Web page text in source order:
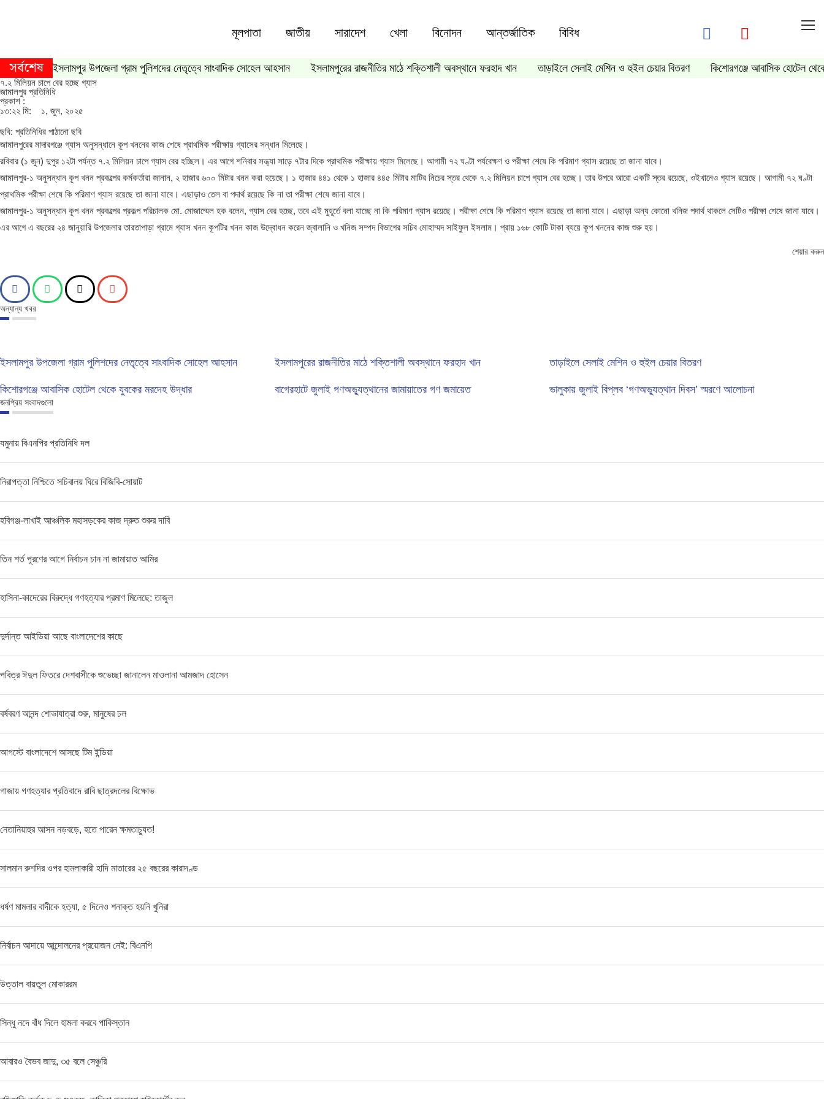
মূলপাতা জাতীয় সারাদেশ খেলা বিনোদন আন্তর্জাতিক বিবিধ
সর্বশেষ ইসলামপুর উপজেলা গ্রাম পুলিশদের নেতৃত্বে সাংবাদিক সোহেল আহসান ইসলামপুরের রাজনীতির মাঠে শক্তিশালী অবস্থানে ফরহাদ খান তাড়াইলে সেলাই মেশিন ও হুইল চেয়ার বিতরণ কিশোরগঞ্জে আবাসিক হোটেল
৭.২ মিলিয়ন চাপে বের হচ্ছে গ্যাস
জামালপুর প্রতিনিধি
প্রকাশ :
১৩:২২ মি:
১, জুন, ২০২৫
ছবি: প্রতিনিধির পাঠানো ছবি
জামালপুরের মাদারগঞ্জে গ্যাস অনুসন্ধানে কূপ খননের কাজ শেষে প্রাথমিক পরীক্ষায় গ্যাসের সন্ধান মিলেছে।
রবিবার (১ জুন) দুপুর ১২টা পর্যন্ত ৭.২ মিলিয়ন চাপে গ্যাস বের হচ্ছিল। এর আগে শনিবার সন্ধ্যা সাড়ে ৭টার দিকে প্রাথমিক পরীক্ষায় গ্যাস মিলেছে। আগামী ৭২ ঘণ্টা পর্যবেক্ষণ ও পরীক্ষা শেষে কি পরিমাণ গ্যাস রয়েছে তা জানা যাবে।
জামালপুর-১ অনুসন্ধান কূপ খনন প্রকল্পের কর্মকর্তারা জানান, ২ হাজার ৬০০ মিটার খনন করা হয়েছে। ১ হাজার ৪৪১ থেকে ১ হাজার ৪৪৫ মিটার মাটির নিচের স্তর থেকে ৭.২ মিলিয়ন চাপে গ্যাস বের হচ্ছে। তার উপরে আরো একটি স্তর রয়েছে, ওইখানেও গ্যাস রয়েছে। আগামী ৭২ ঘণ্টা
প্রাথমিক পরীক্ষা শেষে কি পরিমাণ গ্যাস রয়েছে তা জানা যাবে। এছাড়াও তেল বা পদার্থ রয়েছে কি না তা পরীক্ষা শেষে জানা যাবে।
জামালপুর-১ অনুসন্ধান কূপ খনন প্রকল্পের প্রকল্প পরিচালক মো. মোজাম্মেল হক বলেন, গ্যাস বের হচ্ছে, তবে এই মুহূর্তে বলা যাচ্ছে না কি পরিমাণ গ্যাস রয়েছে। পরীক্ষা শেষে কি পরিমাণ গ্যাস রয়েছে তা জানা যাবে। এছাড়া অন্য কোনো খনিজ পদার্থ থাকলে সেটিও পরীক্ষা শেষে জানা যাবে।
এর আগে এ বছরের ২৪ জানুয়ারি উপজেলার তারতাপাড়া গ্রামে গ্যাস খনন কূপটির খনন‌ কাজ উদ্বোধন করেন জ্বালানি ও খনিজ সম্পদ বিভাগের সচিব মোহাম্মদ সাইফুল ইসলাম। প্রায় ১৬৮ কোটি টাকা ব্যয়ে কূপ খননের কাজ শুরু হয়।
শেয়ার করুন
অন্যান্য খবর
ইসলামপুর উপজেলা গ্রাম পুলিশদের নেতৃত্বে সাংবাদিক সোহেল আহসান ইসলামপুরের রাজনীতির মাঠে শক্তিশালী অবস্থানে ফরহাদ খান তাড়াইলে সেলাই মেশিন ও হুইল চেয়ার বিতরণ
কিশোরগঞ্জে আবাসিক হোটেল থেকে যুবকের মরদেহ উদ্ধার বাগেরহাটে জুলাই গণঅভ্যুত্থানের জামায়াতের গণ জমায়েত ভালুকায় জুলাই বিপ্লব ‘গণঅভ্যুত্থান দিবস’ স্মরণে আলোচনা
জনপ্রিয় সংবাদগুলো
যমুনায় বিএনপির প্রতিনিধি দল
নিরাপত্তা নিশ্চিতে সচিবালয় ঘিরে বিজিবি-সোয়াট
হবিগঞ্জ-লাখাই আঞ্চলিক মহাসড়কের কাজ দ্রুত শুরুর দাবি
তিন শর্ত পূরণের আগে নির্বাচন চান না জামায়াত আমির
হাসিনা-কাদেরের বিরুদ্ধে গণহত্যার প্রমাণ মিলেছে: তাজুল
দুর্দান্ত আইডিয়া আছে বাংলাদেশের কাছে
পবিত্র ঈদুল ফিতরে দেশবাসীকে শুভেচ্ছা জানালেন মাওলানা আমজাদ হোসেন
বর্ষবরণ আনন্দ শোভাযাত্রা শুরু, মানুষের ঢল
আগস্টে বাংলাদেশে আসছে টিম ইন্ডিয়া
গাজায় গণহত্যার প্রতিবাদে রাবি ছাত্রদলের বিক্ষোভ
নেতানিয়াহুর আসন নড়বড়ে, হতে পারেন ক্ষমতাচ্যুত!
সালমান রুশদির ওপর হামলাকারী হাদি মাতারের ২৫ বছরের কারাদণ্ড
ধর্ষণ মামলার বাদীকে হত্যা, ৫ দিনেও শনাক্ত হয়নি খুনিরা
নির্বাচন আদায়ে আন্দোলনের প্রয়োজন নেই: বিএনপি
উত্তাল বায়তুল মোকাররম
সিন্ধু নদে বাঁধ দিলে হামলা করবে পাকিস্তান
আবারও বৈভব জাদু, ৩৫ বলে সেঞ্চুরি